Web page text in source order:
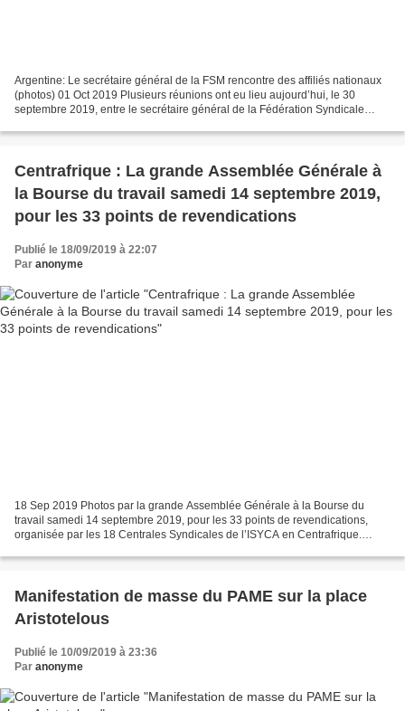
Argentine: Le secrétaire général de la FSM rencontre des affiliés nationaux
(photos) 01 Oct 2019 Plusieurs réunions ont eu lieu aujourd’hui, le 30
septembre 2019, entre le secrétaire général de la Fédération Syndicale
Centrafrique : La grande Assemblée Générale à
la Bourse du travail samedi 14 septembre 2019,
pour les 33 points de revendications
Publié le 18/09/2019 à 22:07
Par anonyme
18 Sep 2019 Photos par la grande Assemblée Générale à la Bourse du
travail samedi 14 septembre 2019, pour les 33 points de revendications,
organisée par les 18 Centrales Syndicales de l’ISYCA en Centrafrique.
Manifestation de masse du PAME sur la place
Aristotelous
Publié le 10/09/2019 à 23:36
Par anonyme